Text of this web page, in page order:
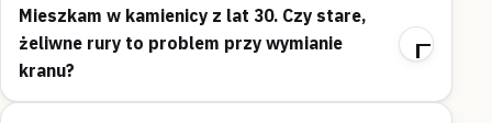
Mieszkam w kamienicy z lat 30. Czy stare,
żeliwne rury to problem przy wymianie
kranu?